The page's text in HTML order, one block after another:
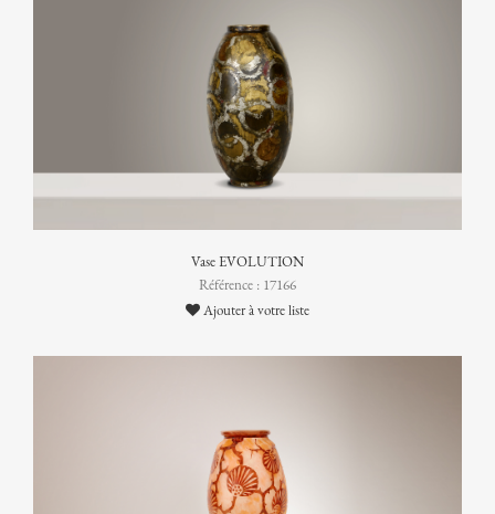
Vase EVOLUTION
Référence : 17166
Ajouter à votre liste